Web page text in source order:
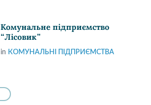
Комунальне підприємство
“Лісовик”
in КОМУНАЛЬНІ ПІДПРИЄМСТВА